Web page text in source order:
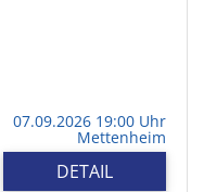
07.09.2026 19:00 Uhr
Mettenheim
DETAIL